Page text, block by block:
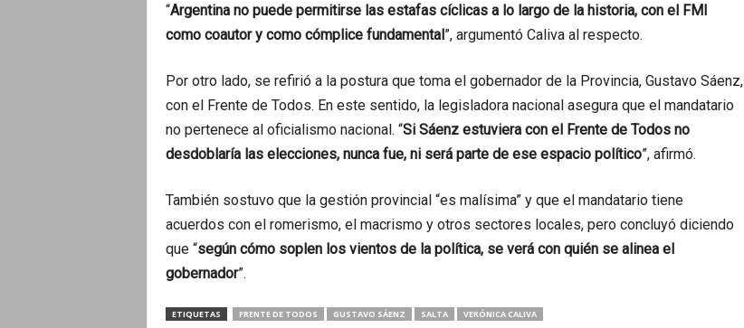
“Argentina no puede permitirse las estafas cíclicas a lo largo de la historia, con el FMI
como coautor y como cómplice fundamental”, argumentó Caliva al respecto.
Por otro lado, se refirió a la postura que toma el gobernador de la Provincia, Gustavo Sáenz,
con el Frente de Todos. En este sentido, la legisladora nacional asegura que el mandatario
no pertenece al oficialismo nacional. “Si Sáenz estuviera con el Frente de Todos no
desdoblaría las elecciones, nunca fue, ni será parte de ese espacio político”, afirmó.
También sostuvo que la gestión provincial “es malísima” y que el mandatario tiene
acuerdos con el romerismo, el macrismo y otros sectores locales, pero concluyó diciendo
que “según cómo soplen los vientos de la política, se verá con quién se alinea el
gobernador”.
ETIQUETAS FRENTE DE TODOS GUSTAVO SÁENZ SALTA VERÓNICA CALIVA